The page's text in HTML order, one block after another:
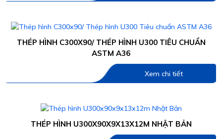
THÉP HÌNH C300X90/ THÉP HÌNH U300 TIÊU CHUẨN
ASTM A36
Xem chi tiết
THÉP HÌNH U300X90X9X13X12M NHẬT BẢN